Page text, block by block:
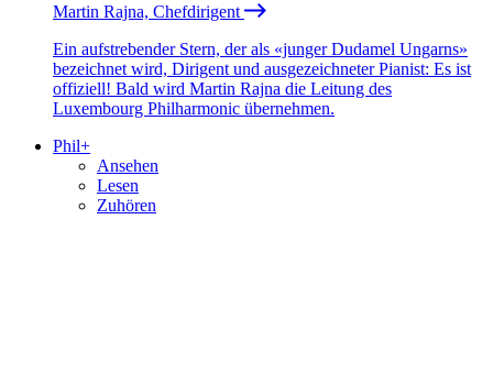
Martin Rajna, Chefdirigent
Ein aufstrebender Stern, der als «junger Dudamel Ungarns»
bezeichnet wird, Dirigent und ausgezeichneter Pianist: Es ist
offiziell! Bald wird Martin Rajna die Leitung des
Luxembourg Philharmonic übernehmen.
Phil+
Ansehen
Lesen
Zuhören